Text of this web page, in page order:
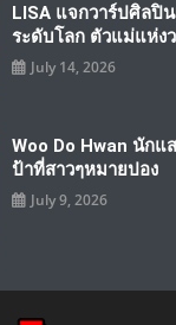
LISA แจกวาร์ปศิลปิ
ระดับโลก ตัวแม่แห่งว
July 14, 2026
Woo Do Hwan นัก
ป้าที่สาวๆหมายปอง
July 9, 2026